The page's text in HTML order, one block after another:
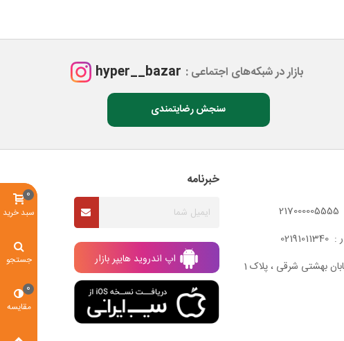
بازار در شبکه‌های اجتماعی : hyper__bazar
سنجش رضایتمندی
بهشتی شرقی ، پلاک 1
خبرنامه
اپ اندروید هایپر بازار
سبد خرید
0
جستجو
مقایسه
0